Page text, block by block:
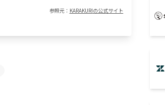
参照元： KARAKURIの公式サイト